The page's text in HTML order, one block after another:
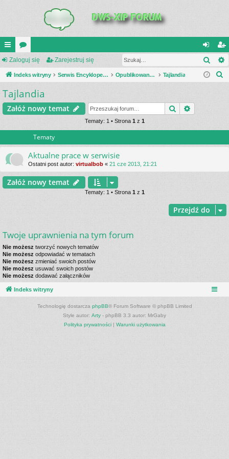
UI
C
K
_L
or
a
al
og
ar
ej
Zaloguj się Zarejestruj się
Indeks witryny Serwis Encyklopedia Uzbrojenia Opublikowane zestawienia Tajlandia
j
Tajlandia
Załóż nowy temat Szukaj
Tematy: 1 • Strona 1 z 1
Tematy
Aktualne prace w serwisie
Ostatni post autor: virtualbob « 21 cze 2013, 21:21
Załóż nowy temat
Tematy: 1 • Strona 1 z 1
Przejdź do
Twoje uprawnienia na tym forum
Nie możesz tworzyć nowych tematów
Nie możesz odpowiadać w tematach
Nie możesz zmieniać swoich postów
Nie możesz usuwać swoich postów
Nie możesz dodawać załączników
Indeks witryny
Technologię dostarcza phpBB® Forum Software © phpBB Limited
Style autor: Arty - phpBB 3.3 autor: MrGaby
Polityka prywatności| Warunki użytkowania